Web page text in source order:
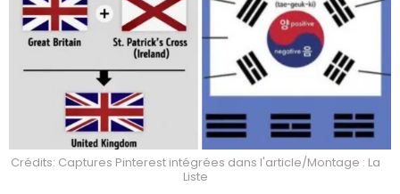
Crédits: Captures Pinterest intégrées dans l'article/Montage : La
Liste